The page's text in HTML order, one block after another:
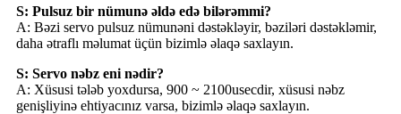
S: Pulsuz bir nümunə əldə edə bilərəmmi?
A: Bəzi servo pulsuz nümunəni dəstəkləyir, bəziləri dəstəkləmir,
daha ətraflı məlumat üçün bizimlə əlaqə saxlayın.
S: Servo nəbz eni nədir?
A: Xüsusi tələb yoxdursa, 900 ~ 2100usecdir, xüsusi nəbz
genişliyinə ehtiyacınız varsa, bizimlə əlaqə saxlayın.